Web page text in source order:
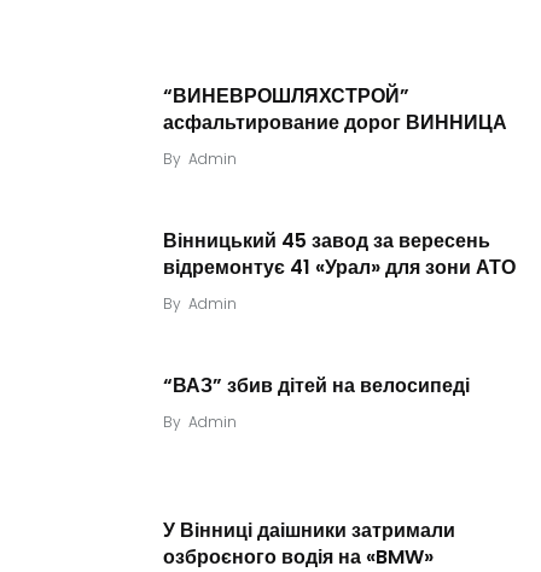
“ВИНЕВРОШЛЯХСТРОЙ”
асфальтирование дорог ВИННИЦА
By Admin
Вінницький 45 завод за вересень
відремонтує 41 «Урал» для зони АТО
By Admin
“ВАЗ” збив дітей на велосипеді
By Admin
У Вінниці даішники затримали
озброєного водія на «BMW»